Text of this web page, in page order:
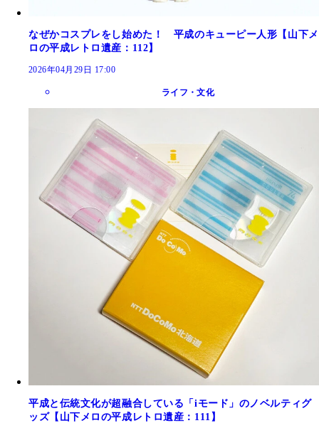
なぜかコスプレをし始めた！ 平成のキューピー人形【山下メ
ロの平成レトロ遺産：112】
2026年04月29日 17:00
ライフ・文化
平成と伝統文化が超融合している「iモード」のノベルティグ
ッズ【山下メロの平成レトロ遺産：111】